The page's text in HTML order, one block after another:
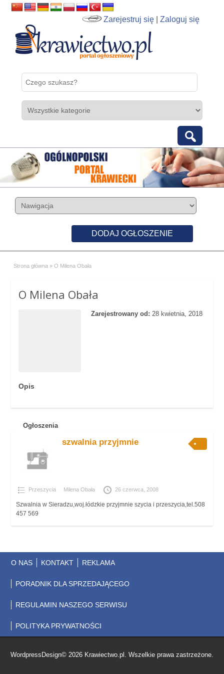
Zarejestruj się |Zaloguj się
DODAJ OGŁOSZENIE
Strona główna » O Milena Obała
O Milena Obała
Zarejestrowany od: 28 kwietnia, 2018
Opis
Ogłoszenia
szwalnia przyjmnie
Przeszycia Milena Obała 26 czerwca, 2008
Szwalnia w Sieradzu,woj.łódzkie przyjmnie szycia i przeszycia,tel.508
457 569
O NAS KONTAKT REKLAMA
PORADNIK DLA SPRZEDAJĄCEGO
REGULAMIN NASZEGO SERWISU
POLITYKA PRYWATNOŚCI
WordpressDesign© 2026 Krawiectwo.pl. Wszelkie prawa zastrzeżone.